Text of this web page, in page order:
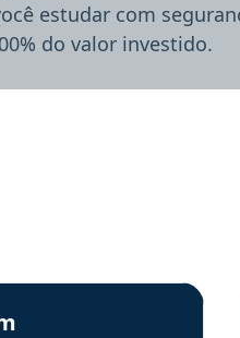
estudar com
do valor investido.
recomenda o Aprova